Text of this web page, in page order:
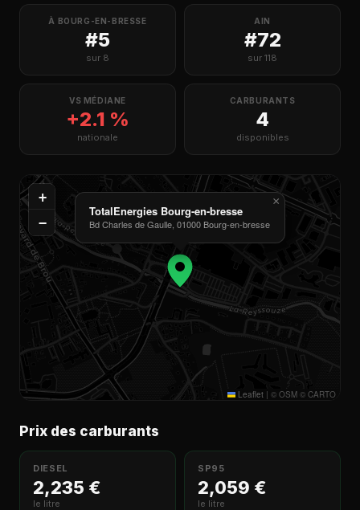
À BOURG-EN-BRESSE
#5
sur 8
AIN
#72
sur 118
VS MÉDIANE
+2.1 %
nationale
CARBURANTS
4
disponibles
TotalEnergies Bourg-en-bresse
Bd Charles de Gaulle, 01000 Bourg-en-bresse
×
+
−
Leaflet | © OSM © CARTO
Prix des carburants
DIESEL
2,235 €
le litre
SP95
2,059 €
le litre